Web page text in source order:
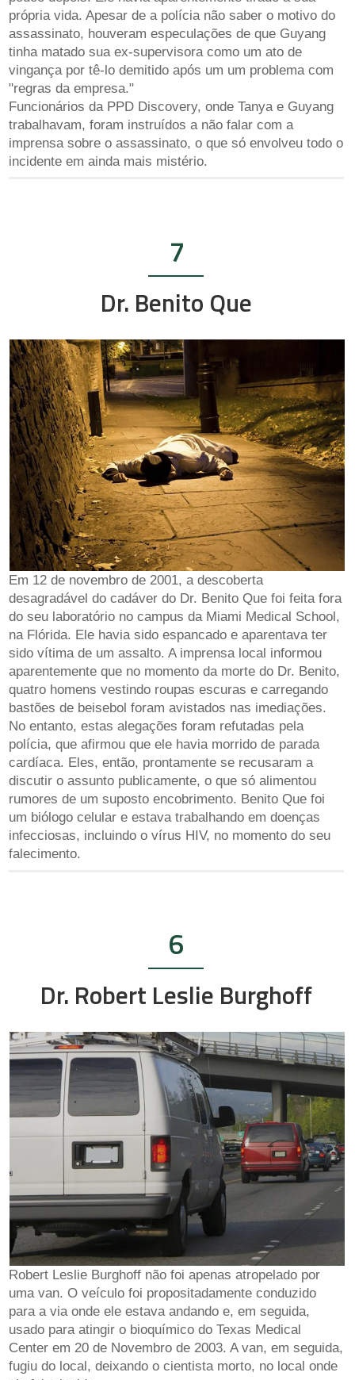
própria vida. Apesar de a polícia não saber o motivo do
assassinato, houveram especulações de que Guyang
tinha matado sua ex-supervisora como um ato de
vingança por tê-lo demitido após um um problema com
"regras da empresa."
Funcionários da PPD Discovery, onde Tanya e Guyang
trabalhavam, foram instruídos a não falar com a
imprensa sobre o assassinato, o que só envolveu todo o
incidente em ainda mais mistério.
7
Dr. Benito Que
Em 12 de novembro de 2001, a descoberta
desagradável do cadáver do Dr. Benito Que foi feita fora
do seu laboratório no campus da Miami Medical School,
na Flórida. Ele havia sido espancado e aparentava ter
sido vítima de um assalto. A imprensa local informou
aparentemente que no momento da morte do Dr. Benito,
quatro homens vestindo roupas escuras e carregando
bastões de beisebol foram avistados nas imediações.
No entanto, estas alegações foram refutadas pela
polícia, que afirmou que ele havia morrido de parada
cardíaca. Eles, então, prontamente se recusaram a
discutir o assunto publicamente, o que só alimentou
rumores de um suposto encobrimento. Benito Que foi
um biólogo celular e estava trabalhando em doenças
infecciosas, incluindo o vírus HIV, no momento do seu
falecimento.
6
Dr. Robert Leslie Burghoff
Robert Leslie Burghoff não foi apenas atropelado por
uma van. O veículo foi propositadamente conduzido
para a via onde ele estava andando e, em seguida,
usado para atingir o bioquímico do Texas Medical
Center em 20 de Novembro de 2003. A van, em seguida,
fugiu do local, deixando o cientista morto, no local onde